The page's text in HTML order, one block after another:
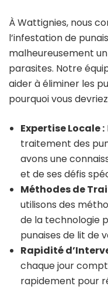
À Wattignies, nous
l’infestation de
malheureusement
parasites. Notre
aider à éliminer les
pourquoi vous
Expertise Locale :
traitement des
avons une
et de ses défis
Méthodes de
utilisons des
de la technologie
punaises de lit de
Rapidité
chaque jour
rapidement pour